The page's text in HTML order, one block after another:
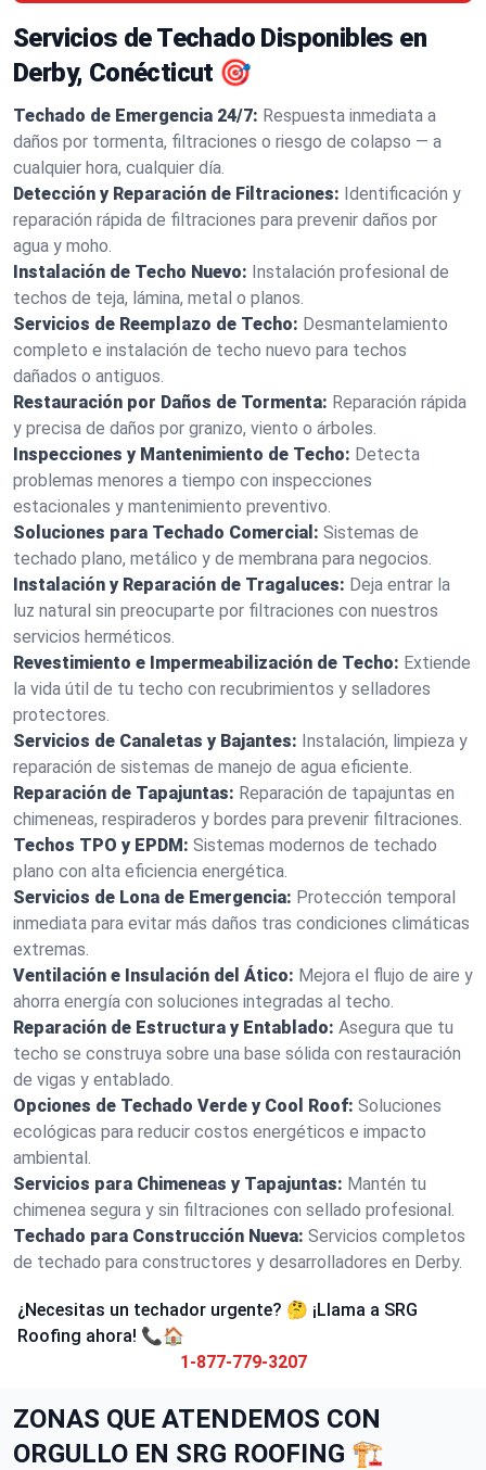
Servicios de Techado Disponibles en
Derby, Conécticut 🎯
Techado de Emergencia 24/7: Respuesta inmediata a
daños por tormenta, filtraciones o riesgo de colapso — a
cualquier hora, cualquier día.
Detección y Reparación de Filtraciones: Identificación y
reparación rápida de filtraciones para prevenir daños por
agua y moho.
Instalación de Techo Nuevo: Instalación profesional de
techos de teja, lámina, metal o planos.
Servicios de Reemplazo de Techo: Desmantelamiento
completo e instalación de techo nuevo para techos
dañados o antiguos.
Restauración por Daños de Tormenta: Reparación rápida
y precisa de daños por granizo, viento o árboles.
Inspecciones y Mantenimiento de Techo: Detecta
problemas menores a tiempo con inspecciones
estacionales y mantenimiento preventivo.
Soluciones para Techado Comercial: Sistemas de
techado plano, metálico y de membrana para negocios.
Instalación y Reparación de Tragaluces: Deja entrar la
luz natural sin preocuparte por filtraciones con nuestros
servicios herméticos.
Revestimiento e Impermeabilización de Techo: Extiende
la vida útil de tu techo con recubrimientos y selladores
protectores.
Servicios de Canaletas y Bajantes: Instalación, limpieza y
reparación de sistemas de manejo de agua eficiente.
Reparación de Tapajuntas: Reparación de tapajuntas en
chimeneas, respiraderos y bordes para prevenir filtraciones.
Techos TPO y EPDM: Sistemas modernos de techado
plano con alta eficiencia energética.
Servicios de Lona de Emergencia: Protección temporal
inmediata para evitar más daños tras condiciones climáticas
extremas.
Ventilación e Insulación del Ático: Mejora el flujo de aire y
ahorra energía con soluciones integradas al techo.
Reparación de Estructura y Entablado: Asegura que tu
techo se construya sobre una base sólida con restauración
de vigas y entablado.
Opciones de Techado Verde y Cool Roof: Soluciones
ecológicas para reducir costos energéticos e impacto
ambiental.
Servicios para Chimeneas y Tapajuntas: Mantén tu
chimenea segura y sin filtraciones con sellado profesional.
Techado para Construcción Nueva: Servicios completos
de techado para constructores y desarrolladores en Derby.
¿Necesitas un techador urgente? 🤔 ¡Llama a SRG
Roofing ahora! 📞🏠
1-877-779-3207
ZONAS QUE ATENDEMOS CON
ORGULLO EN SRG ROOFING 🏗️